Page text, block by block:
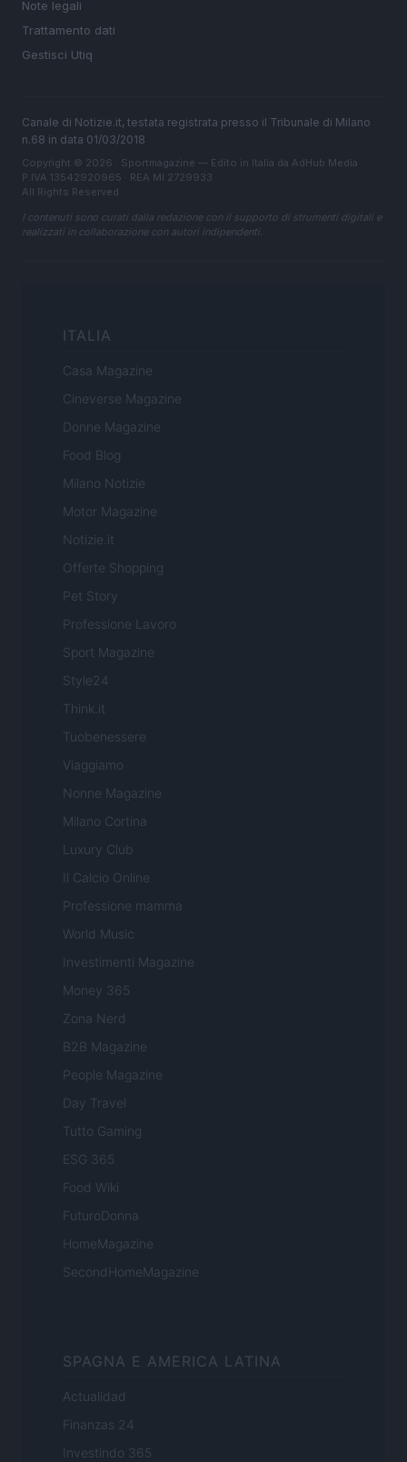
Note legali
Trattamento dati
Gestisci Utiq
Canale di Notizie.it, testata registrata presso il Tribunale di Milano
n.68 in data 01/03/2018
Copyright © 2026 · Sportmagazine — Edito in Italia da AdHub Media
P.IVA 13542920965 · REA MI 2729933
All Rights Reserved
I contenuti sono curati dalla redazione con il supporto di strumenti digitali e
realizzati in collaborazione con autori indipendenti.
ITALIA
Casa Magazine
Cineverse Magazine
Donne Magazine
Food Blog
Milano Notizie
Motor Magazine
Notizie.it
Offerte Shopping
Pet Story
Professione Lavoro
Sport Magazine
Style24
Think.it
Tuobenessere
Viaggiamo
Nonne Magazine
Milano Cortina
Luxury Club
Il Calcio Online
Professione mamma
World Music
Investimenti Magazine
Money 365
Zona Nerd
B2B Magazine
People Magazine
Day Travel
Tutto Gaming
ESG 365
Food Wiki
FuturoDonna
HomeMagazine
SecondHomeMagazine
SPAGNA E AMERICA LATINA
Actualidad
Finanzas 24
Investindo 365